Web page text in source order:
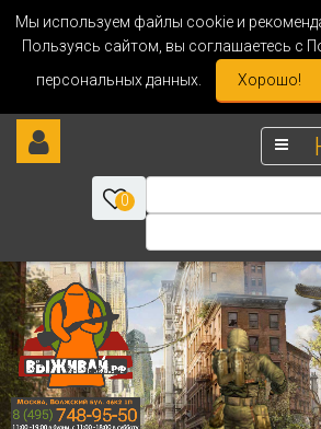
Мы используем файлы cookie и
Пользуясь сайтом, вы соглашаетесь с
персональных данных.
Хорошо!
0